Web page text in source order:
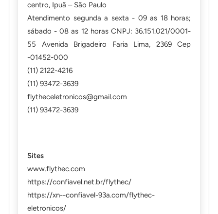
centro, Ipuã – São Paulo
Atendimento segunda a sexta - 09 as 18 horas;
sábado - 08 as 12 horas CNPJ: 36.151.021/0001-
55 Avenida Brigadeiro Faria Lima, 2369 Cep
-01452-000
(11) 2122-4216
(11) 93472-3639
flytheceletronicos@gmail.com
(11) 93472-3639
Sites
www.flythec.com
https://confiavel.net.br/flythec/
https://xn--confiavel-93a.com/flythec-
eletronicos/